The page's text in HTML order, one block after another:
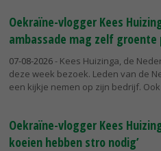
Oekraïne-vlogger Kees
ambassade mag zelf groente
07-08-2026- Kees Huizinga, de
deze week bezoek. Leden van de
een kijkje nemen op zijn bedrijf.
Oekraïne-vlogger Kees
koeien hebben stro nodig’